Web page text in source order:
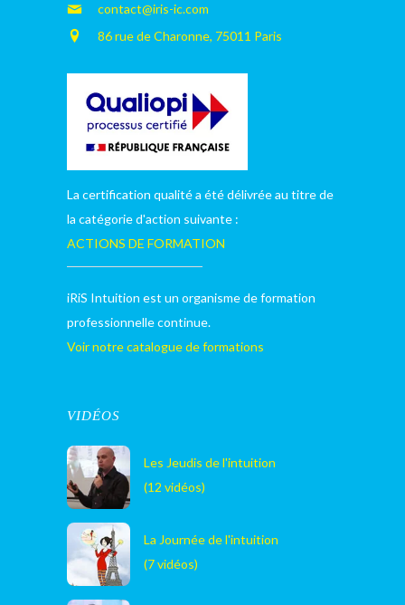
contact@iris-ic.com
86 rue de Charonne, 75011 Paris
La certification qualité a été délivrée au titre de
la catégorie d'action suivante :
ACTIONS DE FORMATION
iRiS Intuition est un organisme de formation
professionnelle continue.
Voir notre catalogue de formations
VIDÉOS
Les Jeudis de l'intuition
(12 vidéos)
La Journée de l'intuition
(7 vidéos)